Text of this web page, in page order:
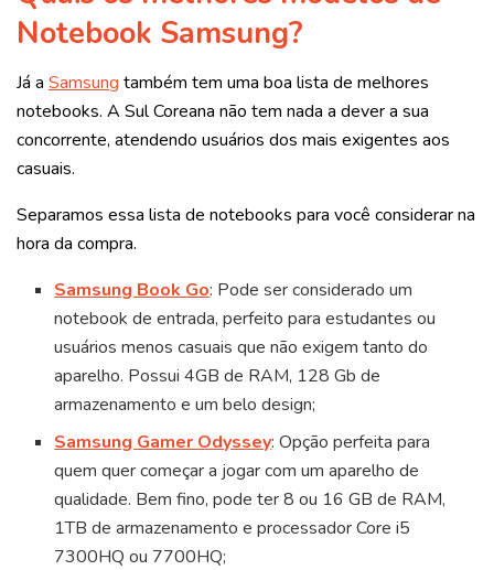
Notebook Samsung?
Já a Samsung também tem uma boa lista de melhores
notebooks. A Sul Coreana não tem nada a dever a sua
concorrente, atendendo usuários dos mais exigentes aos
casuais.
Separamos essa lista de notebooks para você considerar na
hora da compra.
Samsung Book Go: Pode ser considerado um
notebook de entrada, perfeito para estudantes ou
usuários menos casuais que não exigem tanto do
aparelho. Possui 4GB de RAM, 128 Gb de
armazenamento e um belo design;
Samsung Gamer Odyssey: Opção perfeita para
quem quer começar a jogar com um aparelho de
qualidade. Bem fino, pode ter 8 ou 16 GB de RAM,
1TB de armazenamento e processador Core i5
7300HQ ou 7700HQ;